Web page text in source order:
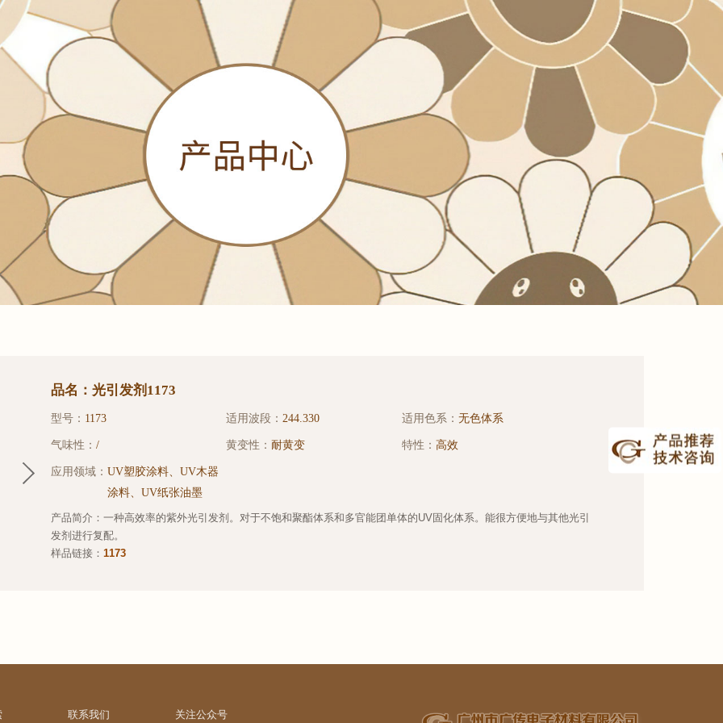
品名：光引发剂1173
型号： 1173 适用波段：244.330 适用色系： 无色体系
气味性： / 黄变性： 耐黄变 特性： 高效
应用领域： UV塑胶涂料、UV木器
涂料、UV纸张油墨
产品简介：一种高效率的紫外光引发剂。对于不饱和聚酯体系和多官能团单体的UV固化体系。能很方便地与其他光引
发剂进行复配。
样品链接： 1173
联系我们 关注公众号